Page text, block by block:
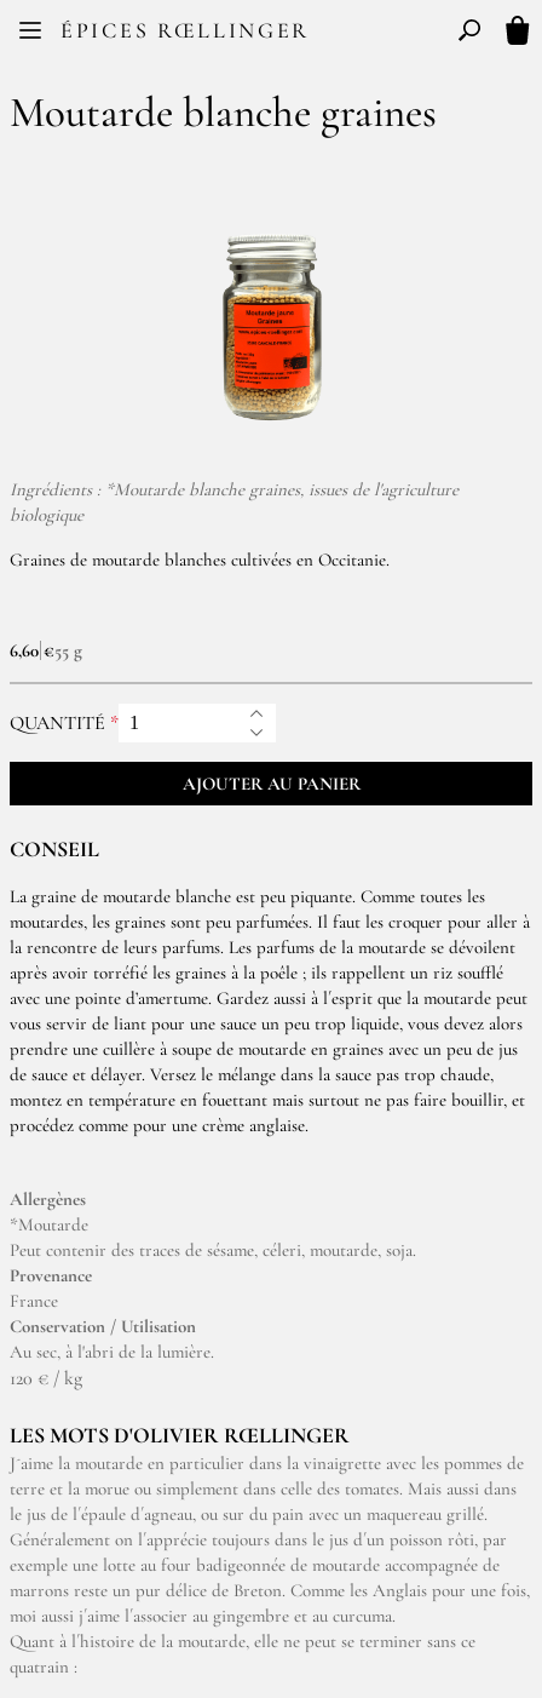
ÉPICES RŒLLINGER
FR EN Basculer
Moutarde blanche graines
Ingrédients : *Moutarde blanche graines, issues de l'agriculture
biologique
Graines de moutarde blanches cultivées en Occitanie.
6,60 €55 g
QUANTITÉ
AJOUTER AU PANIER
CONSEIL
La graine de moutarde blanche est peu piquante. Comme toutes les
moutardes, les graines sont peu parfumées. Il faut les croquer pour aller à
la rencontre de leurs parfums. Les parfums de la moutarde se dévoilent
après avoir torréfié les graines à la poêle ; ils rappellent un riz soufflé
avec une pointe d’amertume. Gardez aussi à l´esprit que la moutarde peut
vous servir de liant pour une sauce un peu trop liquide, vous devez alors
prendre une cuillère à soupe de moutarde en graines avec un peu de jus
de sauce et délayer. Versez le mélange dans la sauce pas trop chaude,
montez en température en fouettant mais surtout ne pas faire bouillir, et
procédez comme pour une crème anglaise.
Allergènes
*Moutarde
Peut contenir des traces de sésame, céleri, moutarde, soja.
Provenance
France
Conservation / Utilisation
Au sec, à l'abri de la lumière.
120 € / kg
LES MOTS D'OLIVIER RŒLLINGER
J´aime la moutarde en particulier dans la vinaigrette avec les pommes de
terre et la morue ou simplement dans celle des tomates. Mais aussi dans
le jus de l´épaule d´agneau, ou sur du pain avec un maquereau grillé.
Généralement on l´apprécie toujours dans le jus d´un poisson rôti, par
exemple une lotte au four badigeonnée de moutarde accompagnée de
marrons reste un pur délice de Breton. Comme les Anglais pour une fois,
moi aussi j´aime l´associer au gingembre et au curcuma.
Quant à l´histoire de la moutarde, elle ne peut se terminer sans ce
quatrain :